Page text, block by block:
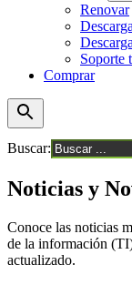
Renovar
Soporte
Comprar
Buscar:
Noticias y
Conoce las noticias
de la información
actualizado.